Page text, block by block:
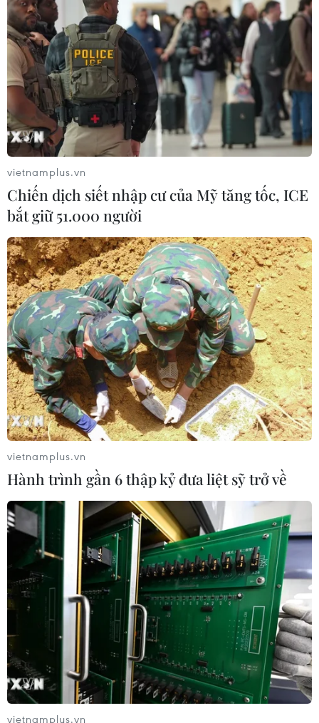
vietnamplus.vn
Chiến dịch siết nhập cư của Mỹ tăng tốc, ICE
bắt giữ 51.000 người
vietnamplus.vn
Hành trình gần 6 thập kỷ đưa liệt sỹ trở về
vietnamplus.vn